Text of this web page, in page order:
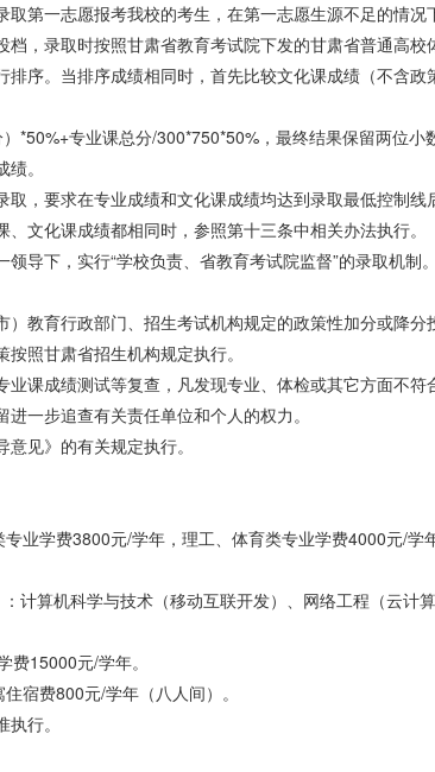
第一志愿报考我校的考生，在第一志愿生源不足的情况
，录取时按照甘肃省教育考试院下发的甘肃省普通高
序。当排序成绩相同时，首先比较文化课成绩（不含
*50%+专业课总分/300*750*50%，最终结果保留两位小
。
，要求在专业成绩和文化课成绩均达到录取最低控制
文化课成绩都相同时，参照第十三条中相关办法执行。
导下，实行“学校负责、省教育考试院监督”的录取机制
教育行政部门、招生考试机构规定的政策性加分或降分
照甘肃省招生机构规定执行。
课成绩测试等复查，凡发现专业、体检或其它方面不
一步追查有关责任单位和个人的权力。
见》的有关规定执行。
业学费3800元/学年，理工、体育类专业学费4000元/学
计算机科学与技术（移动互联开发）、网络工程（云计
15000元/学年。
宿费800元/学年（八人间）。
行。